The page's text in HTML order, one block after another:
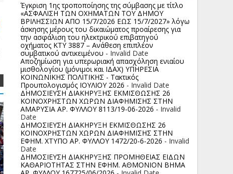
Έγκριση 1ης τροποποίησης της σύμβασης με τίτλο
«ΑΣΦΑΛΙΣΗ ΤΩΝ ΟΧΗΜΑΤΩΝ ΤΟΥ ΔΗΜΟΥ
ΒΡΙΛΗΣΣΙΩΝ ΑΠΟ 15/7/2026 ΕΩΣ 15/7/2027» λόγω
άσκησης μέρους του δικαιώματος προαίρεσης για
την ασφάλιση του ηλεκτρικού επιβατηγού
οχήματος ΚΤΥ 3887 – Ανάθεση επιπλέον
συμβατικού αντικειμένου - Invalid Date
Αποζημίωση για υπερωριακή απασχόληση ενιαίου
μισθολογίου (μόνιμοι και ΙΔΑΧ) ΥΠΗΡΕΣΙΑ
ΚΟΙΝΩΝΙΚΗΣ ΠΟΛΙΤΙΚΗΣ - Τακτικός
Προυπολογισμός ΙΟΥΛΙΟΥ 2026 - Invalid Date
ΔΗΜΟΣΙΕΥΣΗ ΔΙΑΚΗΡΥΞΗΣ ΕΚΜΙΣΘΩΣΗΣ 26
ΚΟΙΝΟΧΡΗΣΤΩΝ ΧΩΡΩΝ ΔΙΑΦΗΜΙΣΗΣ ΣΤΗΝ
ΑΜΑΡΥΣΙΑ ΑΡ. ΦΥΛΛΟΥ 8113/19-06-2026 - Invalid
Date
ΔΗΜΟΣΙΕΥΣΗ ΔΙΑΚΗΡΥΞΗ ΕΚΜΙΣΘΩΣΗΣ 26
ΚΟΙΝΟΧΡΗΣΤΩΝ ΧΩΡΩΝ ΔΙΑΦΗΜΙΣΗΣ ΣΤΗΝ
ΕΦΗΜ. ΧΤΥΠΟ ΑΡ. ΦΥΛΛΟΥ 1472/20-6-2026 - Invalid
Date
ΔΗΜΟΣΙΕΥΣΗ ΔΙΑΚΗΡΥΞΗΣ ΠΡΟΜΗΘΕΙΑΣ ΕΙΔΩΝ
ΚΑΘΑΡΙΟΤΗΤΑΣ ΣΤΗΝ ΕΦΗΜ. ΑΘΜΟΝΙΟΝ ΒΗΜΑ